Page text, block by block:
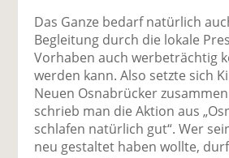
Das Ganze bedarf natürlich
Begleitung durch die lokale
Vorhaben auch werbeträchtig
werden kann. Also setzte sich
Neuen Osnabrücker
schrieb man die Aktion aus
schlafen natürlich gut“. Wer
neu gestaltet haben wollte,